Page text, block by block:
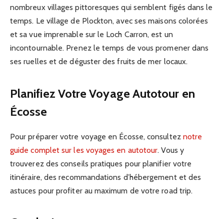
nombreux villages pittoresques qui semblent figés dans le
temps. Le village de Plockton, avec ses maisons colorées
et sa vue imprenable sur le Loch Carron, est un
incontournable. Prenez le temps de vous promener dans
ses ruelles et de déguster des fruits de mer locaux.
Planifiez Votre Voyage Autotour en
Écosse
Pour préparer votre voyage en Écosse, consultez notre
guide complet sur les voyages en autotour. Vous y
trouverez des conseils pratiques pour planifier votre
itinéraire, des recommandations d’hébergement et des
astuces pour profiter au maximum de votre road trip.